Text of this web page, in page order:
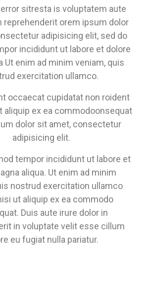
sitresta is voluptatem aute
reprehenderit orem ipsum dolor
adipisicing elit, sed do
incididunt ut labore et dolore
Ut enim ad minim veniam, quis
exercitation ullamco.
occaecat cupidatat non roident
aliquip ex ea commodoonsequat
dolor sit amet, consectetur
adipisicing elit.
tempor incididunt ut labore et
aliqua. Ut enim ad minim
nostrud exercitation ullamco
ut aliquip ex ea commodo
Duis aute irure dolor in
in voluptate velit esse cillum
eu fugiat nulla pariatur.